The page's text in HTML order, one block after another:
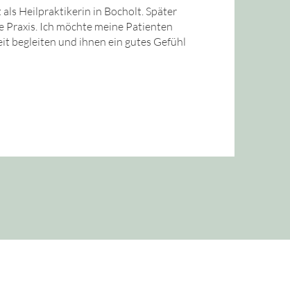
als Heilpraktikerin in Bocholt. Später
Ich möchte meine Patienten
begleiten und ihnen ein gutes Gefühl